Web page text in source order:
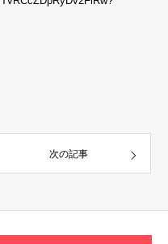
次の記事